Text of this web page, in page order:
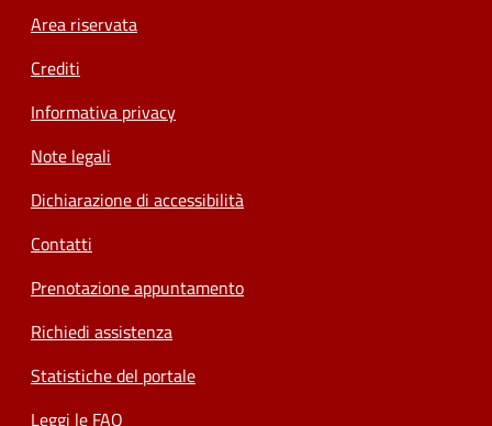
Footer menu
Area riservata
Crediti
Informativa privacy
Note legali
Dichiarazione di accessibilità
Contatti
Prenotazione appuntamento
Richiedi assistenza
Statistiche del portale
Leggi le FAQ